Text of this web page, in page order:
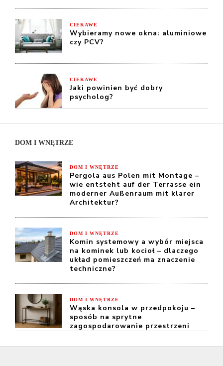
CIEKAWE
Wybieramy nowe okna: aluminiowe
czy PCV?
CIEKAWE
Jaki powinien być dobry
psycholog?
DOM I WNĘTRZE
DOM I WNĘTRZE
Pergola aus Polen mit Montage –
wie entsteht auf der Terrasse ein
moderner Außenraum mit klarer
Architektur?
DOM I WNĘTRZE
Komin systemowy a wybór miejsca
na kominek lub kocioł – dlaczego
układ pomieszczeń ma znaczenie
techniczne?
DOM I WNĘTRZE
Wąska konsola w przedpokoju –
sposób na sprytne
zagospodarowanie przestrzeni